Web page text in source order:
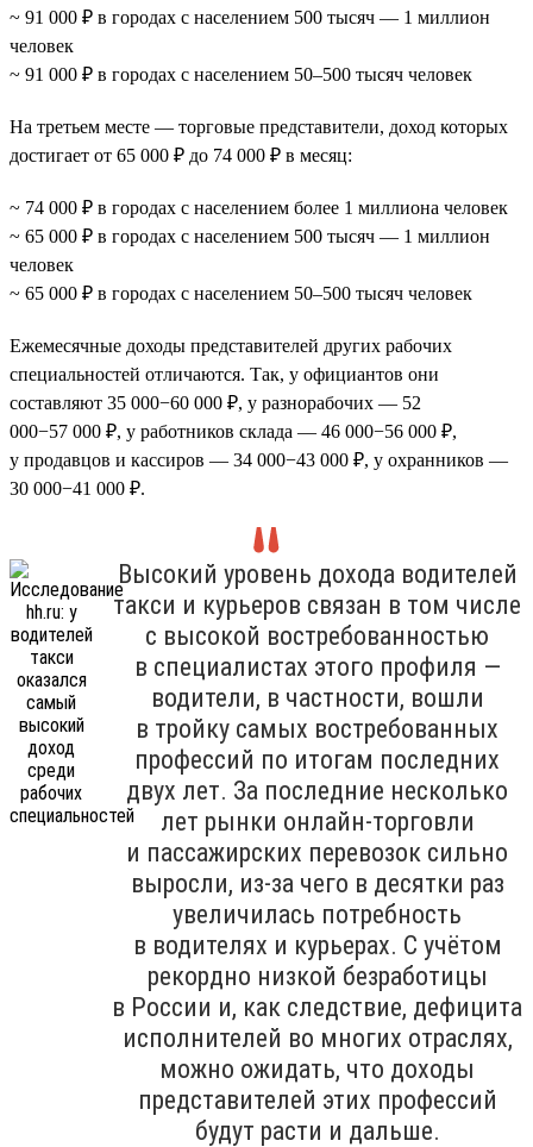
~ 91 000 ₽ в городах с населением 500 тысяч — 1 миллион
человек
~ 91 000 ₽ в городах с населением 50–500 тысяч человек
На третьем месте — торговые представители, доход которых
достигает от 65 000 ₽ до 74 000 ₽ в месяц:
~ 74 000 ₽ в городах с населением более 1 миллиона человек
~ 65 000 ₽ в городах с населением 500 тысяч — 1 миллион
человек
~ 65 000 ₽ в городах с населением 50–500 тысяч человек
Ежемесячные доходы представителей других рабочих
специальностей отличаются. Так, у официантов они
составляют 35 000−60 000 ₽, у разнорабочих — 52
000−57 000 ₽, у работников склада — 46 000−56 000 ₽,
у продавцов и кассиров — 34 000−43 000 ₽, у охранников —
30 000−41 000 ₽.
Высокий уровень дохода водителей
такси и курьеров связан в том числе
с высокой востребованностью
в специалистах этого профиля —
водители, в частности, вошли
в тройку самых востребованных
профессий по итогам последних
двух лет. За последние несколько
лет рынки онлайн-торговли
и пассажирских перевозок сильно
выросли, из-за чего в десятки раз
увеличилась потребность
в водителях и курьерах. С учётом
рекордно низкой безработицы
в России и, как следствие, дефицита
исполнителей во многих отраслях,
можно ожидать, что доходы
представителей этих профессий
будут расти и дальше.